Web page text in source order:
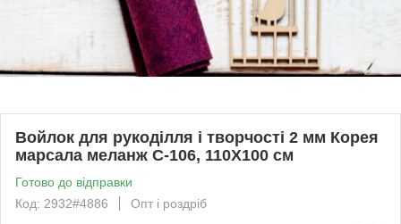
Войлок для рукоділля і творчості 2 мм Корея
марсала меланж C-106, 110Х100 см
Готово до відправки
Код: 2932#4886
Опт і роздріб